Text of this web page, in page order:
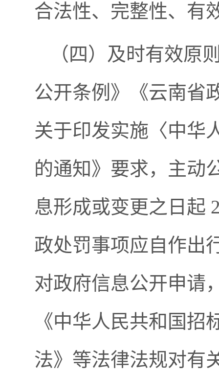
合法性、完整性、有
（四）及时有效原
公开条例》《云南省
关于印发实施〈中华
的通知》要求，主动
息形成或变更之日起
政处罚事项应自作出
对政府信息公开申请
《中华人民共和国
法》等法律法规对有